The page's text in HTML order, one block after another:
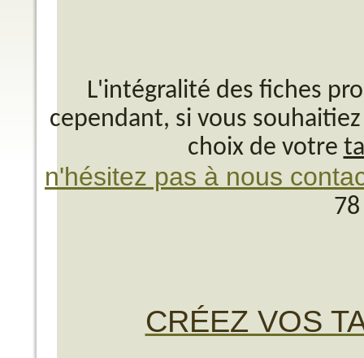
L'intégralité des fiches
cependant, si vous
choix de votre
n'hésitez pas à nous
CRÉEZ VOS